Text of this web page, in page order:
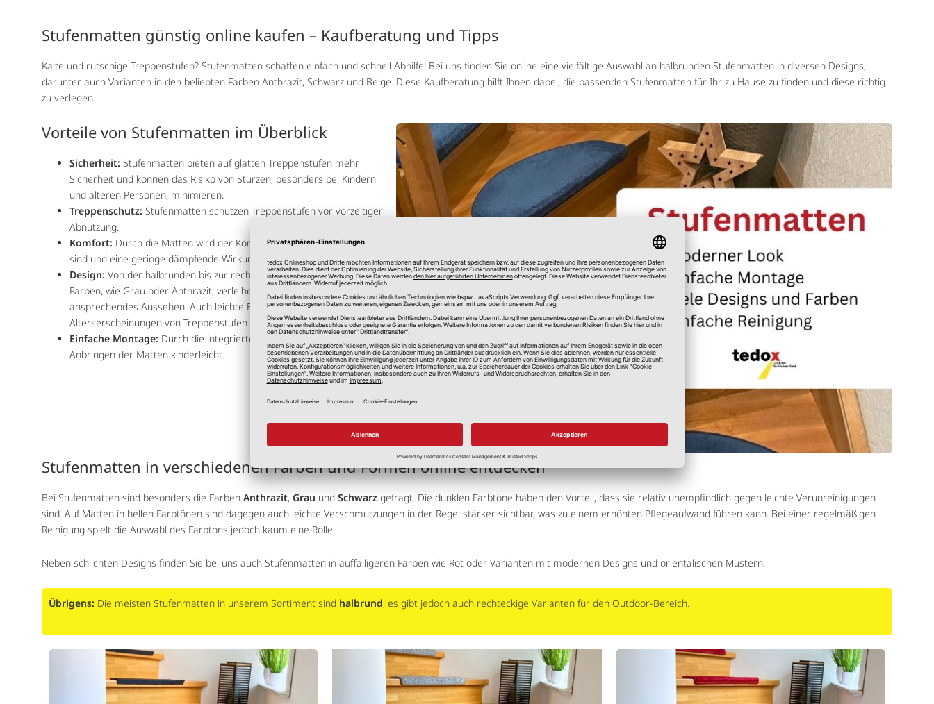
Stufenmatten günstig online kaufen – Kaufberatung und Tipps
Kalte und rutschige Treppenstufen? Stufenmatten schaffen einfach und schnell Abhilfe! Bei uns finden Sie online eine vielfältige Auswahl an halbrunden Stufenmatten in diversen Designs,
darunter auch Varianten in den beliebten Farben Anthrazit, Schwarz und Beige. Diese Kaufberatung hilft Ihnen dabei, die passenden Stufenmatten für Ihr zu Hause zu finden und diese richtig
zu verlegen.
Vorteile von Stufenmatten im Überblick
Sicherheit: Stufenmatten bieten auf glatten Treppenstufen mehr
Sicherheit und können das Risiko von Stürzen, besonders bei Kindern
und älteren Personen, minimieren.
Treppenschutz: Stufenmatten schützen Treppenstufen vor vorzeitiger
Abnutzung.
Komfort: Durch die Matten wird der Komfort erhöht, da diese fußwarm
sind und eine geringe dämpfende Wirkung beim Treppensteigen bieten.
Design: Von der halbrunden bis zur rechteckigen Stufenmatte: Beliebte
Farben, wie Grau oder Anthrazit, verleihen der Treppe ein neues,
ansprechendes Aussehen. Auch leichte Beschädigungen und
Alterserscheinungen von Treppenstufen lassen sich damit kaschieren.
Einfache Montage: Durch die integrierten Klebestreifen ist das
Anbringen der Matten kinderleicht.
Stufenmatten in verschiedenen Farben und Formen online entdecken
Bei Stufenmatten sind besonders die Farben Anthrazit, Grau und Schwarz gefragt. Die dunklen Farbtöne haben den Vorteil, dass sie relativ unempfindlich gegen leichte Verunreinigungen
sind. Auf Matten in hellen Farbtönen sind dagegen auch leichte Verschmutzungen in der Regel stärker sichtbar, was zu einem erhöhten Pflegeaufwand führen kann. Bei einer regelmäßigen
Reinigung spielt die Auswahl des Farbtons jedoch kaum eine Rolle.
Neben schlichten Designs finden Sie bei uns auch Stufenmatten in auffälligeren Farben wie Rot oder Varianten mit modernen Designs und orientalischen Mustern.
Übrigens: Die meisten Stufenmatten in unserem Sortiment sind halbrund, es gibt jedoch auch rechteckige Varianten für den Outdoor-Bereich.